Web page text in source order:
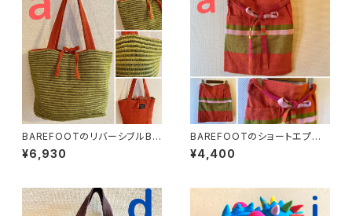
BAREFOOTのリバーシブルBA
G_S
¥6,930
BAREFOOTのショートエプロ
ン
¥4,400